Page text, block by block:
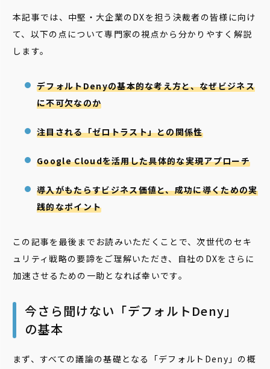
本記事では、中堅・大企業のDXを担う決裁者の皆様に向け
て、以下の点について専門家の視点から分かりやすく解説
します。
デフォルトDenyの基本的な考え方と、なぜビジネス
に不可欠なのか
注目される「ゼロトラスト」との関係性
Google Cloudを活用した具体的な実現アプローチ
導入がもたらすビジネス価値と、成功に導くための実
践的なポイント
この記事を最後までお読みいただくことで、次世代のセキ
ュリティ戦略の要諦をご理解いただき、自社のDXをさらに
加速させるための一助となれば幸いです。
今さら聞けない「デフォルトDeny」
の基本
まず、すべての議論の基礎となる「デフォルトDeny」の概